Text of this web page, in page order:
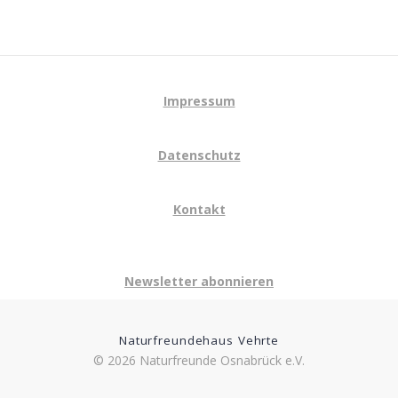
Impressum
Datenschutz
Kontakt
Newsletter abonnieren
Naturfreundehaus Vehrte
© 2026 Naturfreunde Osnabrück e.V.